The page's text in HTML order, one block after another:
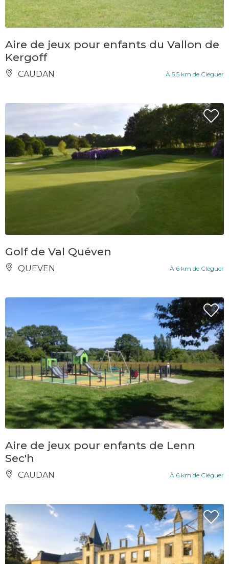
Aire de jeux pour enfants du Vallon de
Kergoff
CAUDAN À 5.5 km de Cléguer
Golf de Val Quéven
QUEVEN À 6 km de Cléguer
Aire de jeux pour enfants de Lenn
Sec'h
CAUDAN À 6 km de Cléguer